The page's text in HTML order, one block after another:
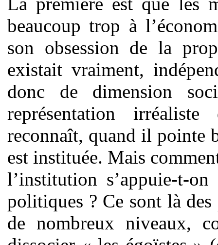
beaucoup trop à
son obsession de la
existait vraiment,
donc de dimension
représentation
reconnaît, quand il pointe
est instituée. Mais
l’institution s’appuie-t-
politiques ? Ce sont là
de nombreux niveaux,